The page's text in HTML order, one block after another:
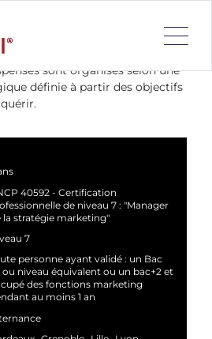
s’articulent autour de blocs de
aux disciplines de base du
économiques. Les
sont organisés selon une
définie à partir des objectifs
40592 - Certification
de niveau 7 : "Manager
la stratégie marketing"
7
personne ayant validé : un Bac
ou niveau équivalent ou un bac+2 et
des fonctions marketing
au moins 1 an